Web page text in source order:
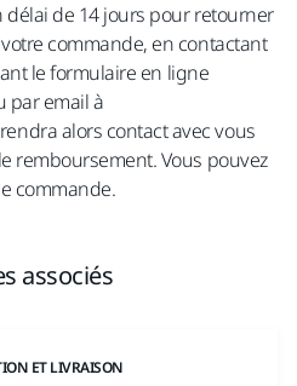
délai de 14 jours pour retourner
commande, en contactant
le formulaire en ligne
par email à
alors contact avec vous
remboursement. Vous pouvez
commande.
associés
ET LIVRAISON